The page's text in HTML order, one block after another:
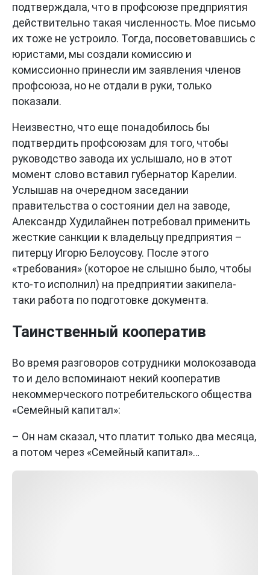
подтверждала, что в профсоюзе предприятия
действительно такая численность. Мое письмо
их тоже не устроило. Тогда, посоветовавшись с
юристами, мы создали комиссию и
комиссионно принесли им заявления членов
профсоюза, но не отдали в руки, только
показали.
Неизвестно, что еще понадобилось бы
подтвердить профсоюзам для того, чтобы
руководство завода их услышало, но в этот
момент слово вставил губернатор Карелии.
Услышав на очередном заседании
правительства о состоянии дел на заводе,
Александр Худилайнен потребовал применить
жесткие санкции к владельцу предприятия –
питерцу Игорю Белоусову. После этого
«требования» (которое не слышно было, чтобы
кто-то исполнил) на предприятии закипела-
таки работа по подготовке документа.
Таинственный кооператив
Во время разговоров сотрудники молокозавода
то и дело вспоминают некий кооператив
некоммерческого потребительского общества
«Семейный капитал»:
– Он нам сказал, что платит только два месяца,
а потом через «Семейный капитал»…